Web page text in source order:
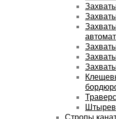
Стропы